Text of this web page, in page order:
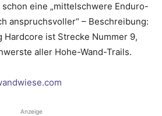
schon eine „mittelschwere Enduro-
anspruchs­voller“ – Beschreibung:
Hardcore ist Strecke Nummer 9,
aller Hohe-Wand-Trails.
Anzeige